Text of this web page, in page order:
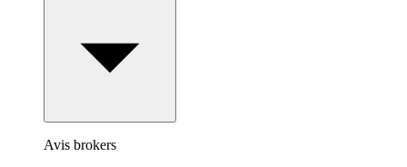
Avis brokers